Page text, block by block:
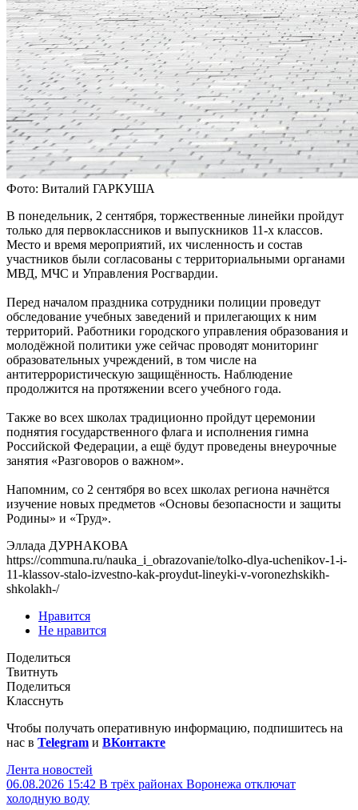
Фото: Виталий ГАРКУША
В понедельник, 2 сентября, торжественные линейки пройдут
только для первоклассников и выпускников 11-х классов.
Место и время мероприятий, их численность и состав
участников были согласованы с территориальными органами
МВД, МЧС и Управления Росгвардии.
Перед началом праздника сотрудники полиции проведут
обследование учебных заведений и прилегающих к ним
территорий. Работники городского управления образования и
молодёжной политики уже сейчас проводят мониторинг
образовательных учреждений, в том числе на
антитеррористическую защищённость. Наблюдение
продолжится на протяжении всего учебного года.
Также во всех школах традиционно пройдут церемонии
поднятия государственного флага и исполнения гимна
Российской Федерации, а ещё будут проведены внеурочные
занятия «Разговоров о важном».
Напомним, со 2 сентября во всех школах региона начнётся
изучение новых предметов «Основы безопасности и защиты
Родины» и «Труд».
Эллада ДУРНАКОВА
https://communa.ru/nauka_i_obrazovanie/tolko-dlya-uchenikov-1-i-
11-klassov-stalo-izvestno-kak-proydut-lineyki-v-voronezhskikh-
shkolakh-/
Нравится
Не нравится
Поделиться
Твитнуть
Поделиться
Класснуть
Чтобы получать оперативную информацию, подпишитесь на
нас в Telegram и ВКонтакте
Лента новостей
06.08.2026 15:42 В трёх районах Воронежа отключат
холодную воду